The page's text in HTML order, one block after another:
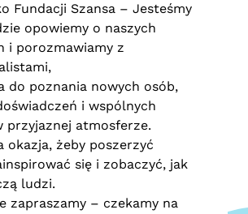
Fundacji Szansa – Jesteśmy
opowiemy o naszych
i porozmawiamy z
do poznania nowych osób,
i wspólnych
przyjaznej atmosferze.
okazja, żeby poszerzyć
się i zobaczyć, jak
ludzi.
zapraszamy – czekamy na